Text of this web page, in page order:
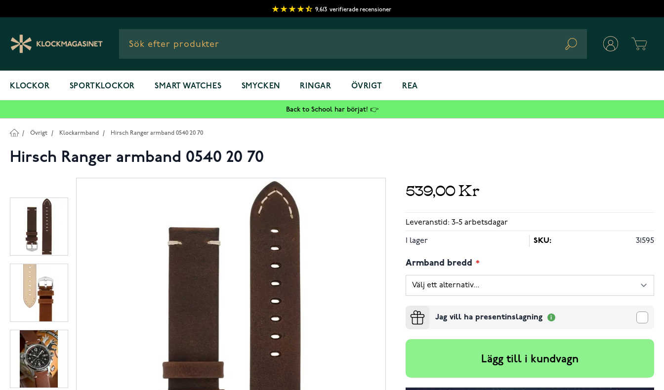
9,613 verifierade recensioner
Search
KLOCKOR SPORTKLOCKOR SMART WATCHES SMYCKEN RINGAR ÖVRIGT REA
Back to School har börjat! 👉
/ Övrigt / Klockarmband / Hirsch Ranger armband 0540 20 70
Hirsch Ranger armband 0540 20 70
539,00 Kr
Leveranstid: 3-5 arbetsdagar
I lager SKU: 31595
Armband bredd
Jag vill ha presentinslagning
Lägg till i kundvagn